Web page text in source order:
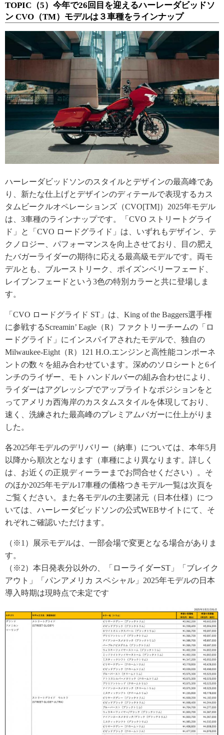
TOPIC（5）今年で26回目を迎えるハーレーダビッドソ
ン CVO（TM）モデルは３車種をラインナップ
ハーレーダビッドソンのスタイルとデザインの最高峰であ
り、新たな仕上げとデザインのディテールで表現するカス
タムビークルオペレーションズ（CVO[TM]）2025年モデル
は、3車種のラインナップです。「CVO ストリートグライ
ド」と「CVO ロードグライド」は、いずれもデザイン、テ
クノロジー、パフォーマンスを向上させており、目の肥え
たバガーライダーの期待に応える最高級モデルです。両モ
デルとも、ブルーストリーク、ポイズンベリーフェード、
レイブンフェードという3色の特別カラーと共に登場しま
す。
「CVO ロードグライド ST」は、King of the Baggers選手権
に参戦するScreamin’ Eagle（R）ファクトリーチームの「ロ
ードグライド」にインスパイアされたモデルで、独自の
Milwaukee-Eight（R）121 H.O.エンジンと高性能コンポーネ
ントの数々を組み合わせています。深めのソロシートと6イ
ンチのライザー、モト ハンドルバーの組み合わせにより、
ライダーはアグレッシブでアップライトなポジションをと
ってアメリカ西海岸のカスタムスタイルを体現しており、
速く、洗練された最高峰のプレミアムバガーに仕上がりま
した。
各2025年モデルのデリバリー（納車）については、本年5月
以降から順次となります（車種により異なります。詳しく
は、お近くの正規ディーラーまでお問合せください）。そ
のほか2025年モデル17車種の価格つきモデル一覧は次頁を
ご覧ください。また各モデルの主要諸元（日本仕様）につ
いては、ハーレーダビッドソンの公式WEBサイトにて、そ
れぞれご確認いただけます。
（※1）展示モデルは、一部会場で変更となる場合がありま
す。
（※2）本日発表分以外の、「ローライダーST」「ブレイク
アウト」「パンアメリカ スペシャル」2025年モデルの日本
導入時期は現時点で未定です